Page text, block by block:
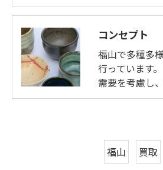
コンセプト
福山で多種多
行っています
需要を考慮し
福山 買取